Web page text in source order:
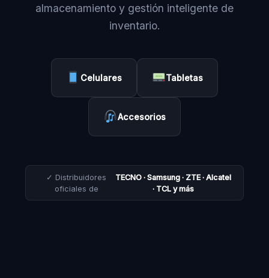
almacenamiento y gestión inteligente de
inventario.
Celulares Tabletas
Accesorios
✓ Distribuidores
oficiales de
TECNO · Samsung · ZTE · Alcatel
· TCL y más